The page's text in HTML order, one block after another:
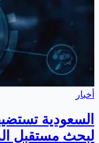
أخبار
لبحث مستقبل